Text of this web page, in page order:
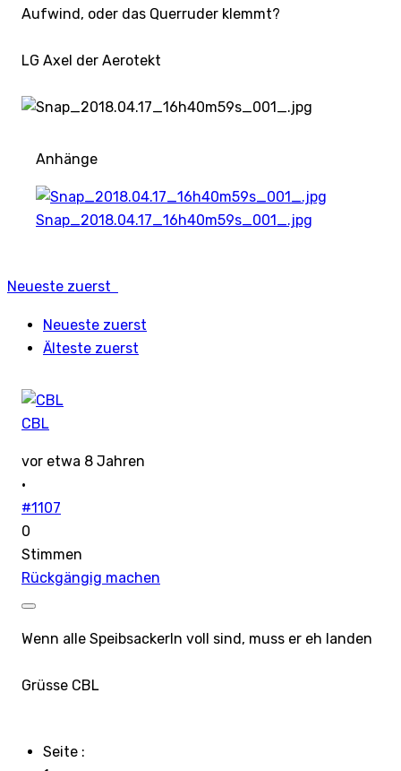
Aufwind, oder das Querruder klemmt?
LG Axel der Aerotekt
Anhänge
Snap_2018.04.17_16h40m59s_001_.jpg
Neueste zuerst
Neueste zuerst
Älteste zuerst
CBL
vor etwa 8 Jahren
·
#1107
0
Stimmen
Rückgängig machen
Wenn alle Speibsackerln voll sind, muss er eh landen
Grüsse CBL
Seite :